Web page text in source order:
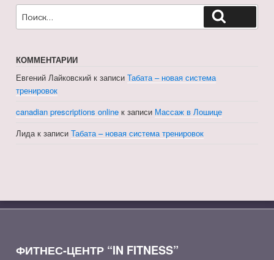
КОММЕНТАРИИ
Евгений Лайковский к записиТабата – новая система
тренировок
canadian prescriptions online к записи Массаж в Лошице
Лидак записиТабата – новая система тренировок
ФИТНЕС-ЦЕНТР “IN FITNESS”